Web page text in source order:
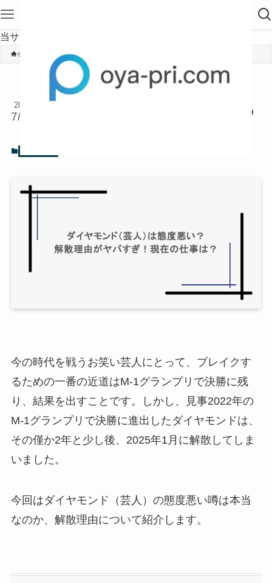
当サイトは、海外在住者に向けて発信しています。
ホーム お笑い芸人
ダイヤモンド（芸人）は態度悪
い？解散理由がヤバすぎ！現在の
2025
7/09
今の時代を戦うお笑い芸人にとって、ブレイクす
るための一番の近道はM-1グランプリで決勝に残
り、結果を出すことです。しかし、見事2022年の
M-1グランプリで決勝に進出したダイヤモンドは、
その僅か2年と少し後、2025年1月に解散してしま
いました。
今回はダイヤモンド（芸人）の態度悪い噂は本当
なのか、解散理由について紹介します。